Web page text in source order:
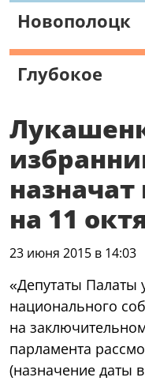
Новополоцк
Глубокое
на 11
23 июня 2015 в 14:03
«Депутаты
национального
на
парламента
(назначение